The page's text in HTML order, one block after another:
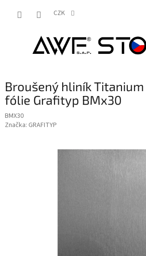
CZK
Broušený hliník
fólie Grafityp BMx30
BMX30
Značka: GRAFITYP